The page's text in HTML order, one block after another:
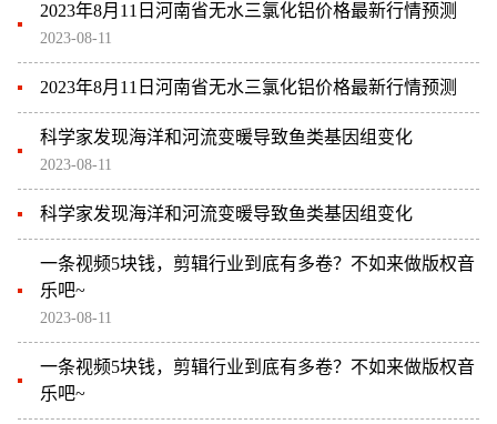
2023年8月11日河南省无水三氯化铝价格最新行情预测
2023-08-11
2023年8月11日河南省无水三氯化铝价格最新行情预测
科学家发现海洋和河流变暖导致鱼类基因组变化
2023-08-11
科学家发现海洋和河流变暖导致鱼类基因组变化
一条视频5块钱，剪辑行业到底有多卷？不如来做版权音
乐吧~
2023-08-11
一条视频5块钱，剪辑行业到底有多卷？不如来做版权音
乐吧~